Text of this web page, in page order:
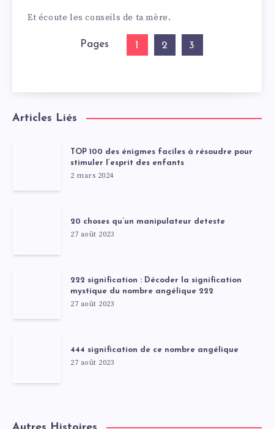
Et écoute les conseils de ta mère.
Pages 1 2 3
Articles Liés
TOP 100 des énigmes faciles à résoudre pour
stimuler l’esprit des enfants
2 mars 2024
20 choses qu’un manipulateur deteste
27 août 2023
222 signification : Décoder la signification
mystique du nombre angélique 222
27 août 2023
444 signification de ce nombre angélique
27 août 2023